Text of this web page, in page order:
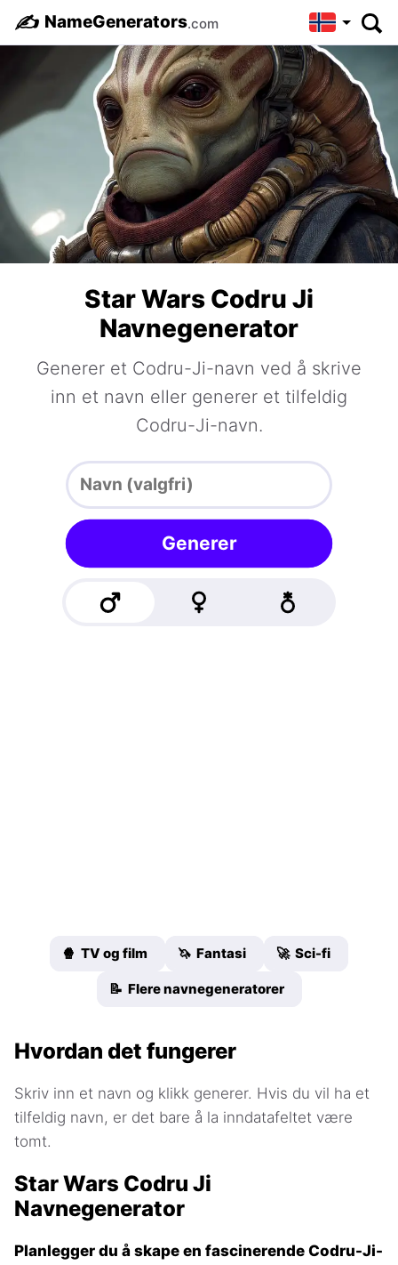
✍️ NameGenerators.com
Star Wars Codru Ji
Navnegenerator
Generer et Codru-Ji-navn ved å skrive
inn et navn eller generer et tilfeldig
Codru-Ji-navn.
Generer
🍿 TV og film 🦄 Fantasi 🚀 Sci-fi
📝 Flere navnegeneratorer
Hvordan det fungerer
Skriv inn et navn og klikk generer. Hvis du vil ha et
tilfeldig navn, er det bare å la inndatafeltet være
tomt.
Star Wars Codru Ji
Navnegenerator
Planlegger du å skape en fascinerende Codru-Ji-